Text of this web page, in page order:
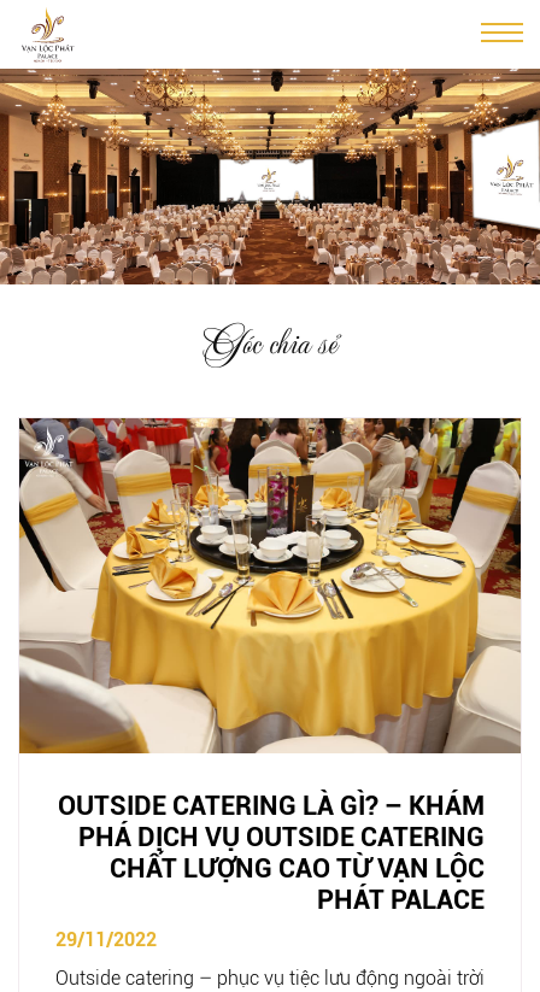
Góc chia sẻ
OUTSIDE CATERING LÀ GÌ? – KHÁM
PHÁ DỊCH VỤ OUTSIDE CATERING
CHẤT LƯỢNG CAO TỪ VẠN LỘC
PHÁT PALACE
29/11/2022
Outside catering – phục vụ tiệc lưu động ngoài trời